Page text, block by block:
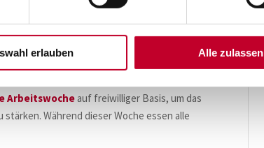
erlauben Alle zulassen
darauf, möglichst nachhaltige
die Berücksichtigung von
Arbeitswoche auf freiwilliger Basis, um das
Während dieser Woche essen alle